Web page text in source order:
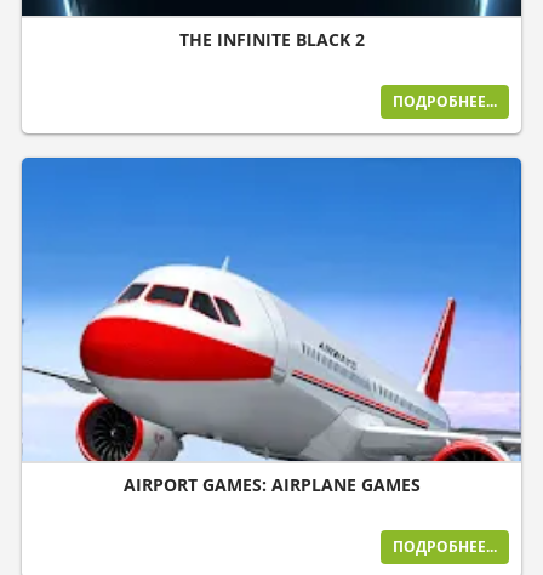
THE INFINITE BLACK 2
ПОДРОБНЕЕ...
AIRPORT GAMES: AIRPLANE GAMES
ПОДРОБНЕЕ...